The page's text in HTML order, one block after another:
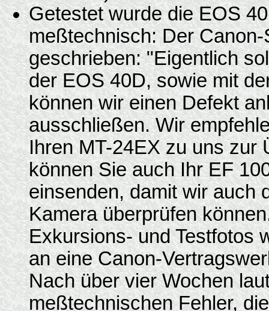
Getestet wurde die EOS
meßtechnisch: Der
geschrieben: "Eigentlich
der EOS 40D, sowie mit
können wir einen Defekt
ausschließen. Wir
Ihren MT-24EX zu uns zur
können Sie auch Ihr EF
einsenden, damit wir auch
Kamera überprüfen
Exkursions- und Testfotos
an eine Canon-
Nach über vier Wochen
meßtechnischen Fehler,